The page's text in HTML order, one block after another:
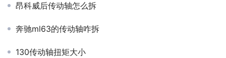
昂科威后传动轴怎么拆
奔驰ml63的传动轴咋拆
130传动轴扭矩大小